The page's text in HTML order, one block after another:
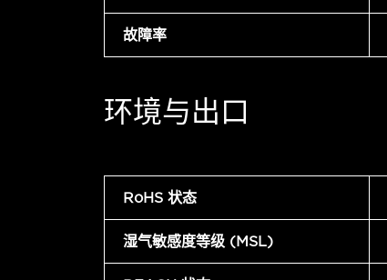
故障率
环境与出口
RoHS 状态
湿气敏感度等级 (MSL)